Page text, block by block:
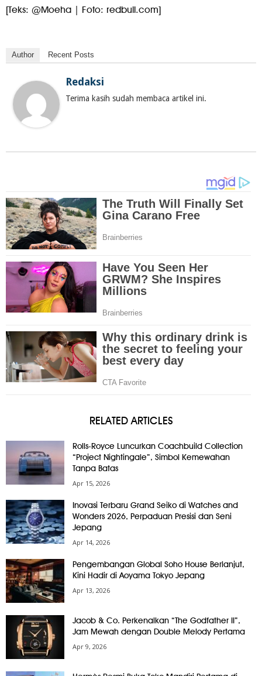
[Teks: @Moeha | Foto: redbull.com]
Author Recent Posts
Redaksi
Terima kasih sudah membaca artikel ini.
RELATED ARTICLES
Rolls-Royce Luncurkan Coachbuild Collection
“Project Nightingale”, Simbol Kemewahan
Tanpa Batas
Apr 15, 2026
Inovasi Terbaru Grand Seiko di Watches and
Wonders 2026, Perpaduan Presisi dan Seni
Jepang
Apr 14, 2026
Pengembangan Global Soho House Berlanjut,
Kini Hadir di Aoyama Tokyo Jepang
Apr 13, 2026
Jacob & Co. Perkenalkan “The Godfather II”,
Jam Mewah dengan Double Melody Pertama
Apr 9, 2026